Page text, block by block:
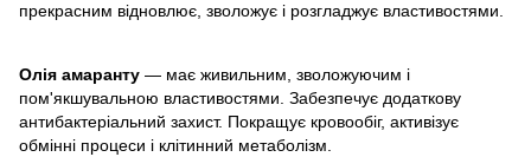
прекрасним відновлює, зволожує і розгладжує властивостями.
Олія амаранту — має живильним, зволожуючим і
пом'якшувальною властивостями. Забезпечує додаткову
антибактеріальний захист. Покращує кровообіг, активізує
обмінні процеси і клітинний метаболізм.